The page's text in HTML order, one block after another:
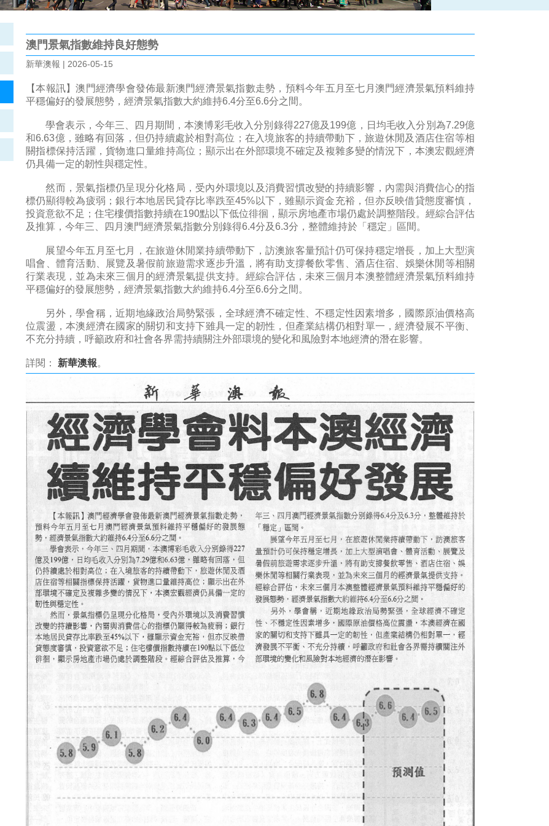
澳門景氣指數維持良好態勢
新華澳報 | 2026-05-15
【本報訊】澳門經濟學會發佈最新澳門經濟景氣指數走勢，預料今年五月至七月澳門經濟景氣預料維持
平穩偏好的發展態勢，經濟景氣指數大約維持6.4分至6.6分之間。
學會表示，今年三、四月期間，本澳博彩毛收入分別錄得227億及199億，日均毛收入分別為7.29億
和6.63億，雖略有回落，但仍持續處於相對高位；在入境旅客的持續帶動下，旅遊休閒及酒店住宿等相
關指標保持活躍，貨物進口量維持高位；顯示出在外部環境不確定及複雜多變的情況下，本澳宏觀經濟
仍具備一定的韌性與穩定性。
然而，景氣指標仍呈現分化格局，受內外環境以及消費習慣改變的持續影響，內需與消費信心的指
標仍顯得較為疲弱；銀行本地居民貸存比率跌至45%以下，雖顯示資金充裕，但亦反映借貸態度審慎，
投資意欲不足；住宅樓價指數持續在190點以下低位徘徊，顯示房地產市場仍處於調整階段。經綜合評估
及推算，今年三、四月澳門經濟景氣指數分別錄得6.4分及6.3分，整體維持於「穩定」區間。
展望今年五月至七月，在旅遊休閒業持續帶動下，訪澳旅客量預計仍可保持穩定增長，加上大型演
唱會、體育活動、展覽及暑假前旅遊需求逐步升溫，將有助支撐餐飲零售、酒店住宿、娛樂休閒等相關
行業表現，並為未來三個月的經濟景氣提供支持。經綜合評估，未來三個月本澳整體經濟景氣預料維持
平穩偏好的發展態勢，經濟景氣指數大約維持6.4分至6.6分之間。
另外，學會稱，近期地緣政治局勢緊張，全球經濟不確定性、不穩定性因素增多，國際原油價格高
位震盪，本澳經濟在國家的關切和支持下雖具一定的韌性，但產業結構仍相對單一，經濟發展不平衡、
不充分持續，呼籲政府和社會各界需持續關注外部環境的變化和風險對本地經濟的潛在影響。
詳閱： 新華澳報。